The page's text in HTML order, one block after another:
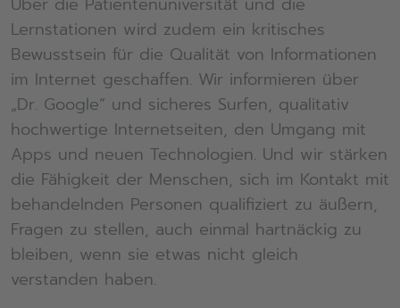
Lernstationen wird zudem ein kritisches
Bewusstsein für die Qualität von Informationen
im Internet geschaffen. Wir informieren über
„Dr. Google“ und sicheres Surfen, qualitativ
hochwertige Internetseiten, den Umgang mit
Apps und neuen Technologien. Und wir stärken
die Fähigkeit der Menschen, sich im Kontakt mit
behandelnden Personen qualifiziert zu äußern,
Fragen zu stellen, auch einmal hartnäckig zu
bleiben, wenn sie etwas nicht gleich
verstanden haben.